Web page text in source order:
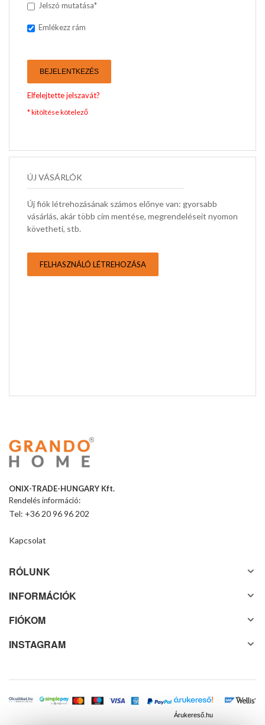
Jelszó mutatása*
Emlékezz rám
BEJELENTKEZÉS
Elfelejtette jelszavát?
ÚJ VÁSÁRLÓK
Új fiók létrehozásának számos előnye van: gyorsabb
vásárlás, akár több cím mentése, megrendeléseit nyomon
követheti, stb.
FELHASZNÁLÓ LÉTREHOZÁSA
ONIX-TRADE-HUNGARY Kft.
Rendelés információ:
Tel: +36 20 96 96 202
Kapcsolat
RÓLUNK
INFORMÁCIÓK
FIÓKOM
INSTAGRAM
Árukereső.hu